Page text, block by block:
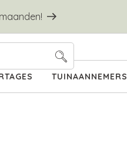
TUINAANNEMERS